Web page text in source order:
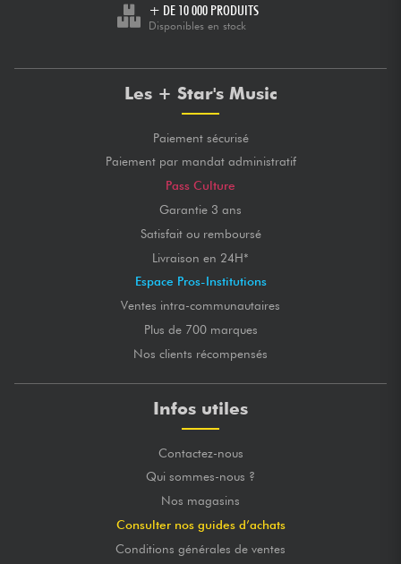
+ DE 10 000 PRODUITS
Disponibles en stock
Les + Star's Music
Paiement sécurisé
Paiement par mandat administratif
Pass Culture
Garantie 3 ans
Satisfait ou remboursé
Livraison en 24H*
Espace Pros-Institutions
Ventes intra-communautaires
Plus de 700 marques
Nos clients récompensés
Infos utiles
Contactez-nous
Qui sommes-nous ?
Nos magasins
Consulter nos guides d’achats
Conditions générales de ventes